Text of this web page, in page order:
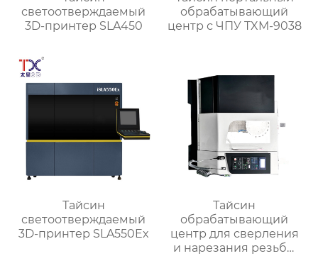
светоотверждаемый
3D-принтер SLA450
обрабатывающий
центр с ЧПУ TXM-9038
Тайсин
светоотверждаемый
3D-принтер SLA550Ex
Тайсин
обрабатывающий
центр для сверления
и нарезания резьбы